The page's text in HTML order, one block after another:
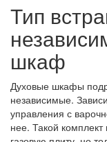
Тип
шкаф
Духовые шкафы
независимые.
управления с
нее. Такой